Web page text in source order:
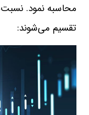
محاسبه‌ نمود.
تقسيم می‌شوند: